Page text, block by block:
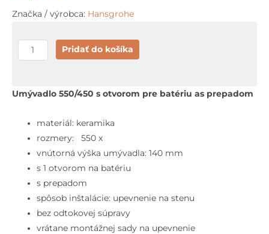
Značka / výrobca: Hansgrohe
množstvo
Hansgrohe
S
55x45
cm,
prepadom,
otvor
batériu,
biela
Pridať do košíka
Umývadlo 550/450 s otvorom pre batériu as prepadom
materiál: keramika
rozmery: 550 x
vnútorná výška umývadla: 140 mm
s 1 otvorom na batériu
s prepadom
spôsob inštalácie: upevnenie na stenu
bez odtokovej súpravy
vrátane montážnej sady na upevnenie